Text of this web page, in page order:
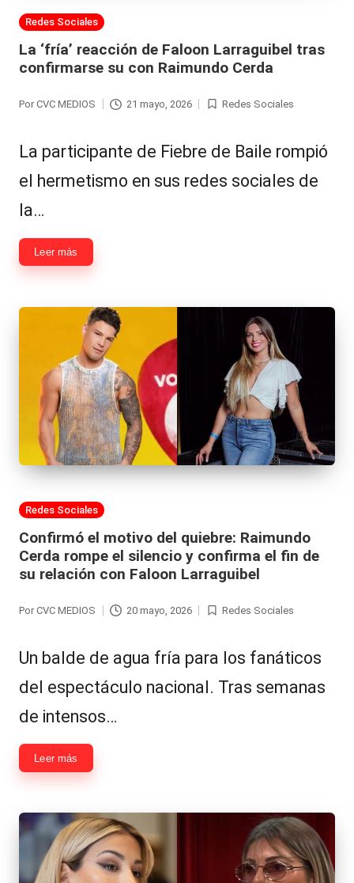
Publicada
Redes Sociales
La ‘fría’ reacción de Faloon Larraguibel tras
confirmarse su con Raimundo Cerda
Por CVC MEDIOS 21 mayo, 2026
Publicada
Redes Sociales
La participante de Fiebre de Baile rompió
el hermetismo en sus redes sociales de
la…
Leer más
Publicada
Redes Sociales
Confirmó el motivo del quiebre: Raimundo
Cerda rompe el silencio y confirma el fin de
su relación con Faloon Larraguibel
Por CVC MEDIOS 20 mayo, 2026
Publicada
Redes Sociales
Un balde de agua fría para los fanáticos
del espectáculo nacional. Tras semanas
de intensos…
Leer más